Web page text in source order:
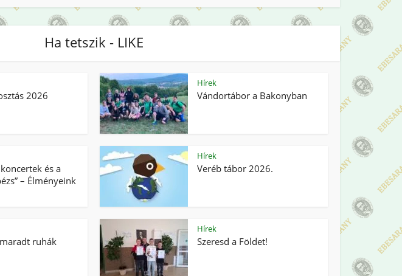
Ha tetszik - LIKE
2026
Hírek
Vándortábor a Bakonyban
és a
– Élményeink
Hírek
Veréb tábor 2026.
ruhák
Hírek
Szeresd a Földet!